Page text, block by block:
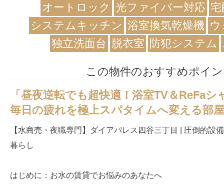
オートロック
光ファイバー対応
システムキッチン 浴室換気乾燥機
独立洗面台 脱衣室 防犯システム
この物件のおすすめポイ
「昼夜逆転でも超快適！浴室TV＆ReFa
毎日の疲れを極上スパタイムへ変える部
【水商売・夜職専門】ダイアパレス四谷三丁目 | 圧倒的設
暮らし
はじめに：お水の賃貸でお悩みのあなたへ